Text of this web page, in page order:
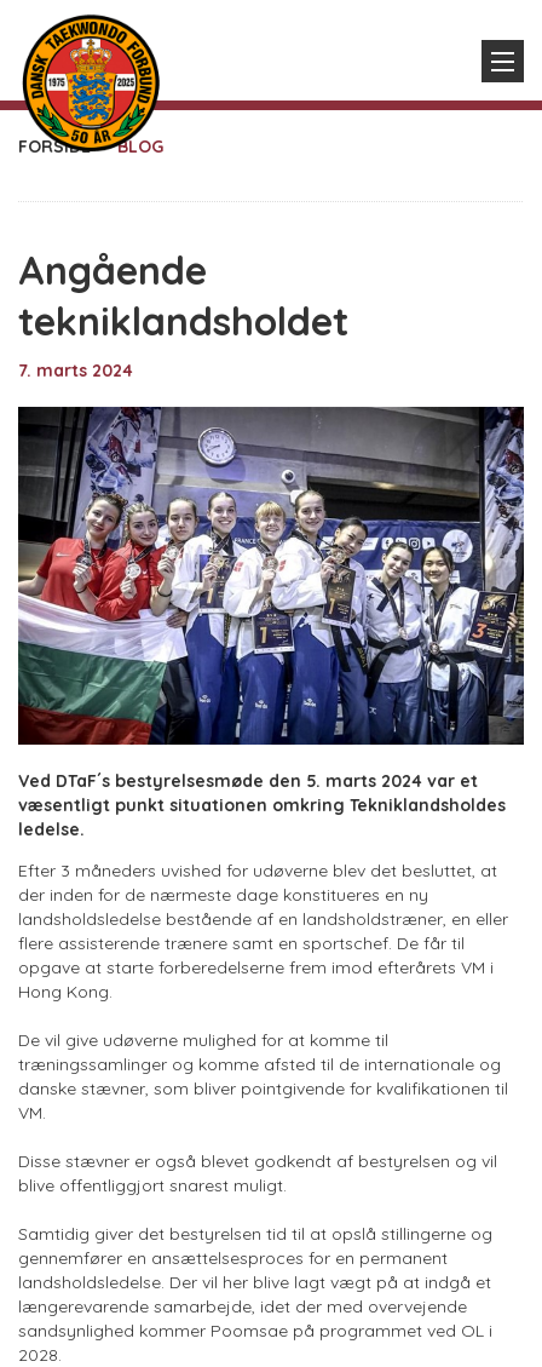
FORSIDE BLOG
Angående
tekniklandsholdet
7. marts 2024
Ved DTaF´s bestyrelsesmøde den 5. marts 2024 var et
væsentligt punkt situationen omkring Tekniklandsholdes
ledelse.
Efter 3 måneders uvished for udøverne blev det besluttet, at
der inden for de nærmeste dage konstitueres en ny
landsholdsledelse bestående af en landsholdstræner, en eller
flere assisterende trænere samt en sportschef. De får til
opgave at starte forberedelserne frem imod efterårets VM i
Hong Kong.
De vil give udøverne mulighed for at komme til
træningssamlinger og komme afsted til de internationale og
danske stævner, som bliver pointgivende for kvalifikationen til
VM.
Disse stævner er også blevet godkendt af bestyrelsen og vil
blive offentliggjort snarest muligt.
Samtidig giver det bestyrelsen tid til at opslå stillingerne og
gennemfører en ansættelsesproces for en permanent
landsholdsledelse. Der vil her blive lagt vægt på at indgå et
længerevarende samarbejde, idet der med overvejende
sandsynlighed kommer Poomsae på programmet ved OL i
2028.